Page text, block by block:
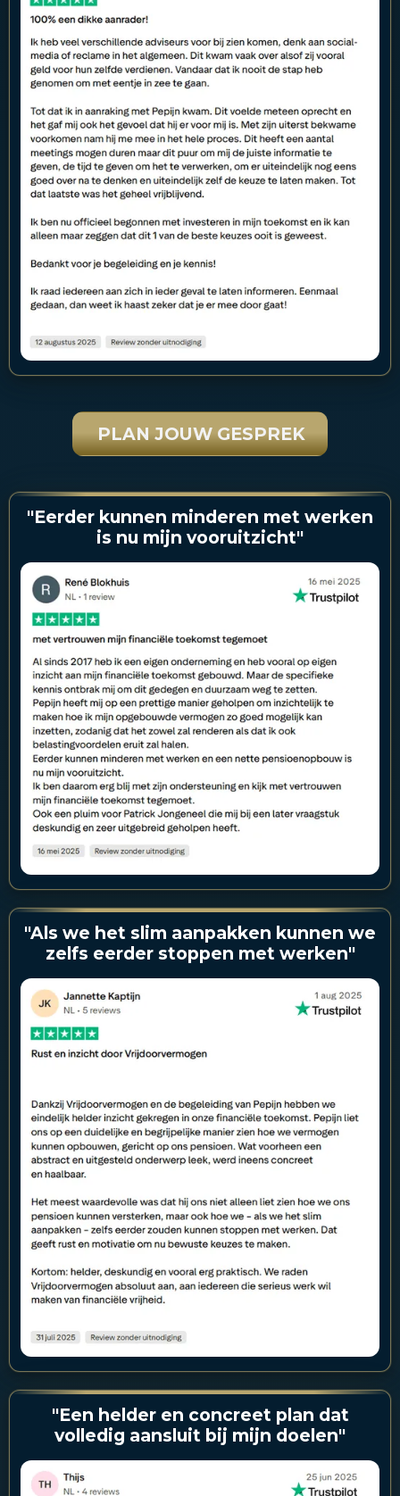
PLAN JOUW GESPREK
"Eerder kunnen minderen met werken
is nu mijn vooruitzicht"
"Als we het slim aanpakken kunnen we
zelfs eerder stoppen met werken"
"Een helder en concreet plan dat
volledig aansluit bij mijn doelen"